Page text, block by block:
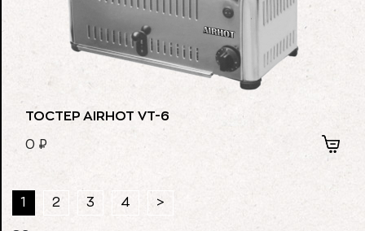
ТОСТЕР AIRHOT VT-6
0 ₽
1 2 3 4 >